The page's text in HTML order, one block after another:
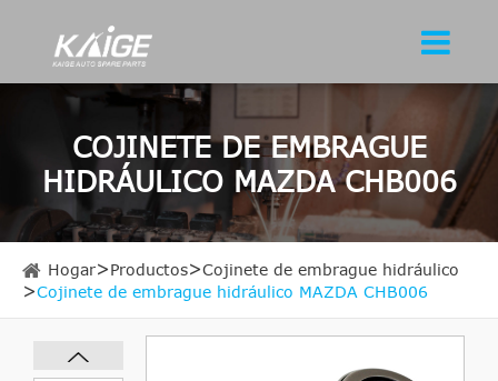
COJINETE DE EMBRAGUE
HIDRÁULICO MAZDA CHB006
Hogar Productos
Cojinete de embrague hidráulico
Cojinete de embrague hidráulico MAZDA CHB006